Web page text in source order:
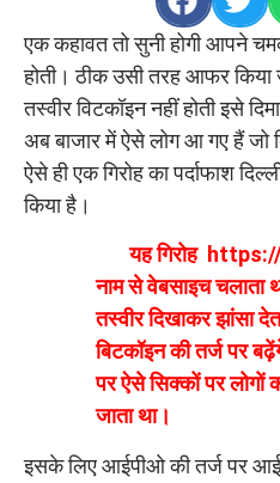
एक कहावत तो सुनी होगी आपने
होती। ठीक उसी तरह आफर किया
तस्वीर विटकॉइन नहीं होती इसे
अब बाजार में ऐसे लोग आ गए हैं जो
ऐसे ही एक गिरोह का पर्दाफाश
किया है।
यह गिरोह
नाम से वेबसाइच चलाता
तस्वीर दिखाकर झांसा
बिटकॉइन की तर्ज पर
पर ऐसे सिक्कों पर
जाता था।
इसके लिए आईपीओ की तर्ज पर